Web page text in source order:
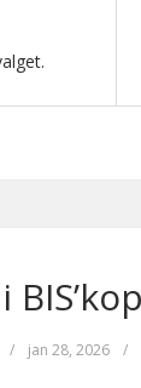
/ jan 28, 2026 /